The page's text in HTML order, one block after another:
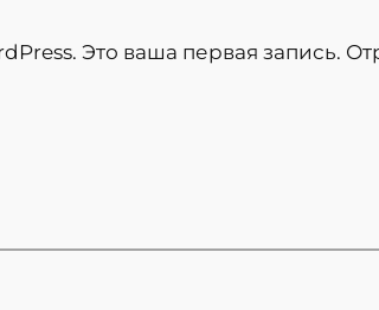
Это ваша первая запись.